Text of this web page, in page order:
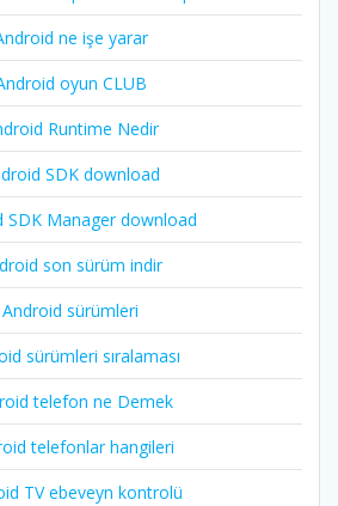
ne işe yarar
oyun CLUB
Runtime Nedir
SDK download
SDK Manager download
son sürüm indir
Android sürümleri
sürümleri sıralaması
telefon ne Demek
telefonlar hangileri
TV ebeveyn kontrolü